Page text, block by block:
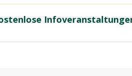
nach 8“ lädt auch in 2026 auf
- HALLE (SAALE) & UMGEBUNG